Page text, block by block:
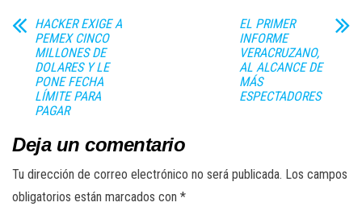
HACKER EXIGE A
PEMEX CINCO
MILLONES DE
DOLARES Y LE
PONE FECHA
LÍMITE PARA
PAGAR
EL PRIMER
INFORME
VERACRUZANO,
AL ALCANCE DE
MÁS
ESPECTADORES
Deja un comentario
Tu dirección de correo electrónico no será publicada. Los campos
obligatorios están marcados con *